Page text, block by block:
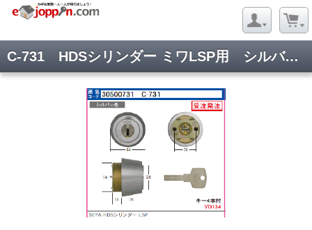
C-731 HDSシリンダー ミワLSP用 シルバー色